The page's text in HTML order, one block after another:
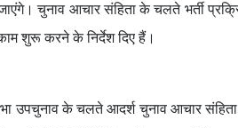
चुनाव आचार संहिता के चलते भर्ती
शुरू करने के निर्देश दिए हैं।
उपचुनाव के चलते आदर्श चुनाव आचार संहिता